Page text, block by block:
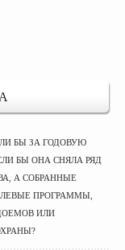
БЫ ЗА ГОДОВУЮ
БЫ ОНА СНЯЛА РЯД
А СОБРАННЫЕ
ПРОГРАММЫ,
ИЛИ